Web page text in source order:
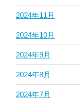
2024年11月
2024年10月
2024年9月
2024年8月
2024年7月